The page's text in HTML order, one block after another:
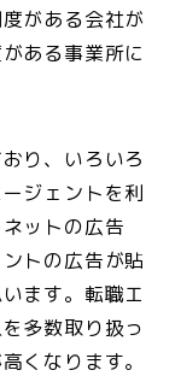
がある会社が
ある事業所に
り、いろいろ
ジェントを利
ットの広告
トの広告が貼
ます。転職エ
多数取り扱っ
くなります。